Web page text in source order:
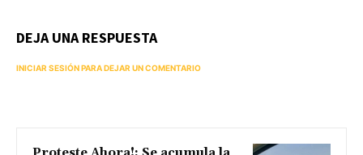
DEJA UNA RESPUESTA
INICIAR SESIÓN PARA DEJAR UN COMENTARIO